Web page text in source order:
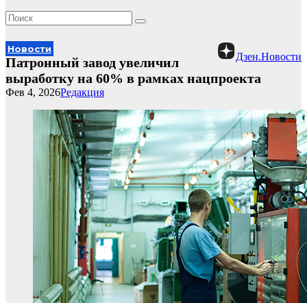
Дзен.Новости
Новости
Патронный завод увеличил
выработку на 60% в рамках нацпроекта
Редакция
Фев 4, 2026